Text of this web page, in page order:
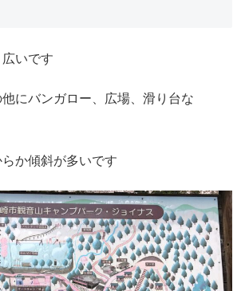
いです
にバンガロー、広場、滑り台な
か傾斜が多いです